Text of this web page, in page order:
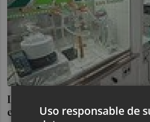
La incursión bursátil de
en Brasil se traduce en
Uso responsable de